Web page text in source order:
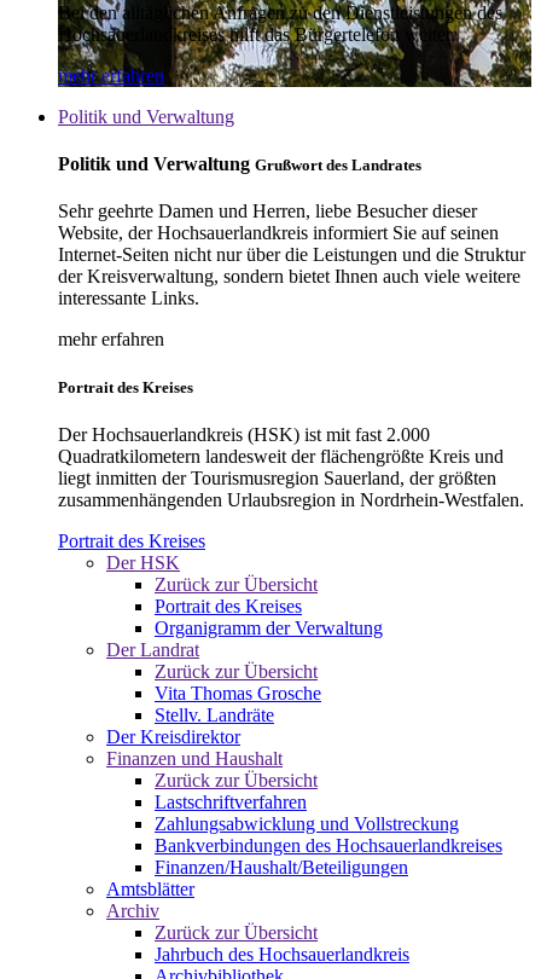
Bei den alltäglichen Anfragen zu den Dienstleistungen des
Hochsauerlandkreises hilft das Bürgertelefon weiter.
mehr erfahren
Politik und Verwaltung
Politik und Verwaltung Grußwort des Landrates
Sehr geehrte Damen und Herren, liebe Besucher dieser
Website, der Hochsauerlandkreis informiert Sie auf seinen
Internet-Seiten nicht nur über die Leistungen und die Struktur
der Kreisverwaltung, sondern bietet Ihnen auch viele weitere
interessante Links.
mehr erfahren
Portrait des Kreises
Der Hochsauerlandkreis (HSK) ist mit fast 2.000
Quadratkilometern landesweit der flächengrößte Kreis und
liegt inmitten der Tourismusregion Sauerland, der größten
zusammenhängenden Urlaubsregion in Nordrhein-Westfalen.
Portrait des Kreises
Der HSK
Zurück zur Übersicht
Portrait des Kreises
Organigramm der Verwaltung
Der Landrat
Zurück zur Übersicht
Vita Thomas Grosche
Stellv. Landräte
Der Kreisdirektor
Finanzen und Haushalt
Zurück zur Übersicht
Lastschriftverfahren
Zahlungsabwicklung und Vollstreckung
Bankverbindungen des Hochsauerlandkreises
Finanzen/Haushalt/Beteiligungen
Amtsblätter
Archiv
Zurück zur Übersicht
Jahrbuch des Hochsauerlandkreis